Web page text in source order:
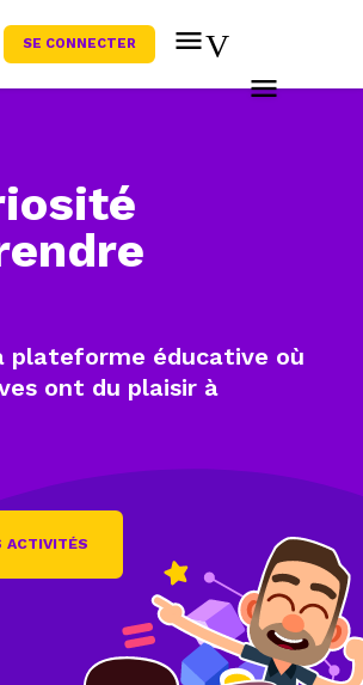
SE CONNECTER
plateforme éducative où
ont du plaisir à
ACTIVITÉS